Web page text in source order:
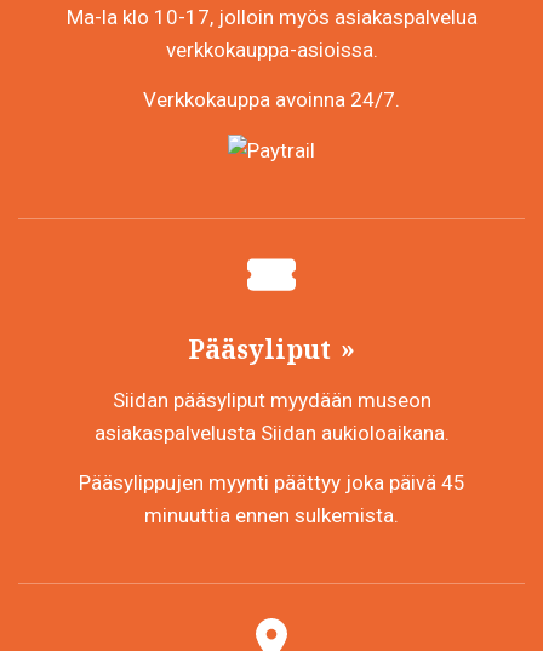
Ma-la klo 10-17, jolloin myös asiakaspalvelua
verkkokauppa-asioissa.
Verkkokauppa avoinna 24/7.
Pääsyliput
Siidan pääsyliput myydään museon
asiakaspalvelusta Siidan aukioloaikana.
Pääsylippujen myynti päättyy joka päivä 45
minuuttia ennen sulkemista.